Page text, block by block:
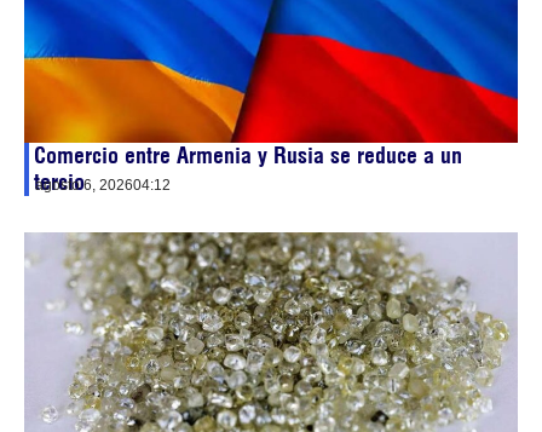
Comercio entre Armenia y Rusia se reduce a un
tercio
agosto 6, 202604:12